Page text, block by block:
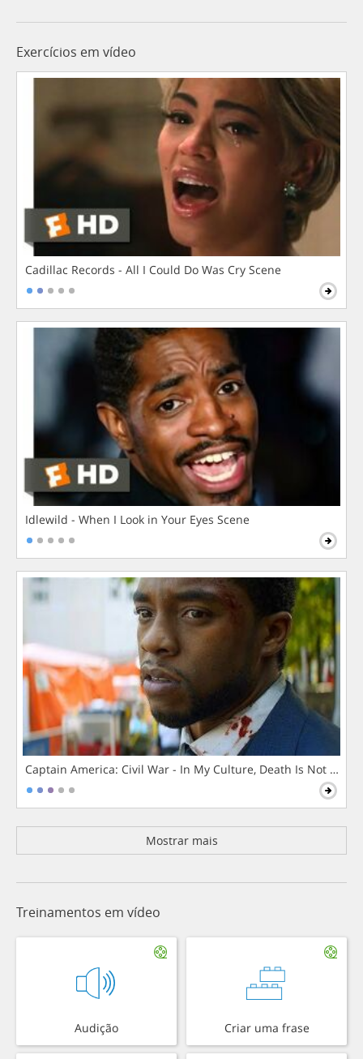
Exercícios em vídeo
Cadillac Records - All I Could Do Was Cry Scene
Idlewild - When I Look in Your Eyes Scene
Captain America: Civil War - In My Culture, Death Is Not The
Mostrar mais
Treinamentos em vídeo
Audição Criar uma frase